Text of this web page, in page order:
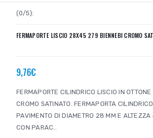
(0/5):
FERMAPORTE LISCIO 28X45 279 BIENNEBI CROMO
9,76€
FERMAPORTE CILINDRICO LISCIO IN
CROMO SATINATO. FERMAPORTA
PAVIMENTO DI DIAMETRO 28 MM E
CON PARAC..